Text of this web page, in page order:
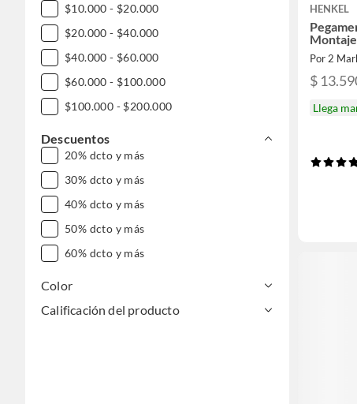
$10.000 - $20.000
$20.000 - $40.000
$40.000 - $60.000
$60.000 - $100.000
$100.000 - $200.000
Descuentos
20% dcto y más
30% dcto y más
40% dcto y más
50% dcto y más
60% dcto y más
Color
Calificación del producto
HENKEL
Por 2
$
Llega